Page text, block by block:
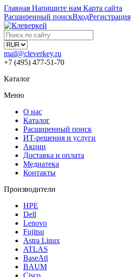
Главная Напишите нам Карта сайта
Расширенный поискВходРегистрация
mail@cleverkey.ru
+7 (495) 477-51-70
Каталог
Меню
О нас
Каталог
Расширенный поиск
ИТ-решения и услуги
Акции
Доставка и оплата
Медиатека
Контакты
Производители
HPE
Dell
Lenovo
Fujitsu
Astra Linux
ATLAS
BaseAtl
BAUM
Cisco